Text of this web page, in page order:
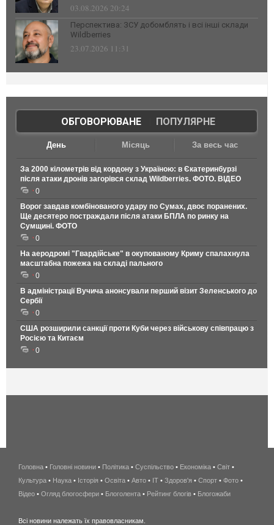
03.08.2026 20:24
Перспектива: ЗСУ добомблять і всі інші склади
Wildberries
23.07.2026 11:31
ОБГОВОРЮВАНЕ| ПОПУЛЯРНЕ
День Місяць За весь час
За 2000 кілометрів від кордону з Україною: в Єкатеринбурзі
після атаки дронів загорівся склад Wildberries. ФОТО. ВІДЕО
0
Ворог завдав комбінованого удару по Сумах, двоє поранених.
Ще десятеро постраждали після атаки БПЛА по ринку на
Сумщині. ФОТО
0
На аеродромі "Гвардійське" в окупованому Криму спалахнула
масштабна пожежа на складі пального
0
В адміністрації Вучича анонсували перший візит Зеленського до
Сербії
0
США розширили санкції проти Куби через військову співпрацю з
Росією та Китаєм
0
беспроводной
интернет
киев
Головна • Головні новини • Політика • Суспільство • Економіка • Світ •
Культура • Наука • Історія • Освіта • Авто • IT • Здоров'я • Спорт • Фото •
Відео • Огляд блогосфери • Блоголента • Рейтинг блогів • Блогожаби
Всі новини належать їх правовласникам.